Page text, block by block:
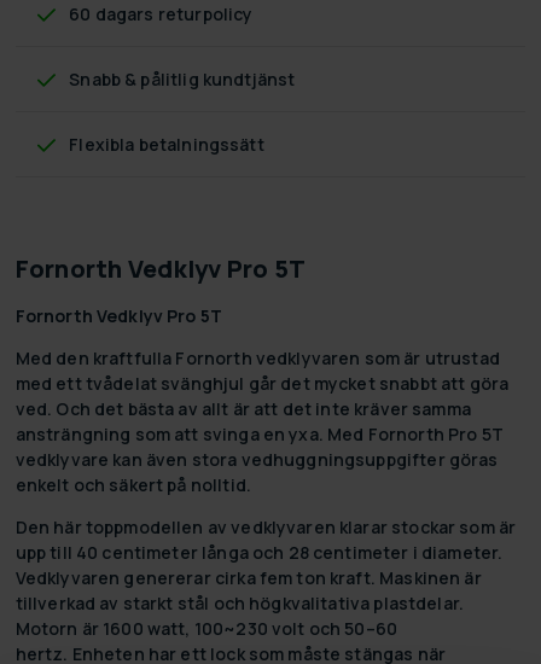
60 dagars returpolicy
Snabb & pålitlig kundtjänst
Flexibla betalningssätt
Fornorth Vedklyv Pro 5T
Fornorth Vedklyv Pro 5T
Med den kraftfulla Fornorth vedklyvaren som är utrustad
med ett tvådelat svänghjul går det mycket snabbt att göra
ved. Och det bästa av allt är att det inte kräver samma
ansträngning som att svinga en yxa. Med Fornorth Pro 5T
vedklyvare kan även stora vedhuggningsuppgifter göras
enkelt och säkert på nolltid.
Den här toppmodellen av vedklyvaren klarar stockar som är
upp till 40 centimeter långa och 28 centimeter i diameter.
Vedklyvaren genererar cirka fem ton kraft. Maskinen är
tillverkad av starkt stål och högkvalitativa plastdelar.
Motorn är 1600 watt, 100~230 volt och 50–60
hertz. Enheten har ett lock som måste stängas när